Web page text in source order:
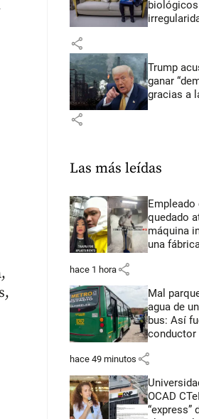
share
Trump
ganar
gracias a
share
Las más leídas
Empleado
quedado
máquina
una
hace 1 hora share
Mal
agua de
bus: Así
conductor
hace 49 minutos share
OCAD
“express”